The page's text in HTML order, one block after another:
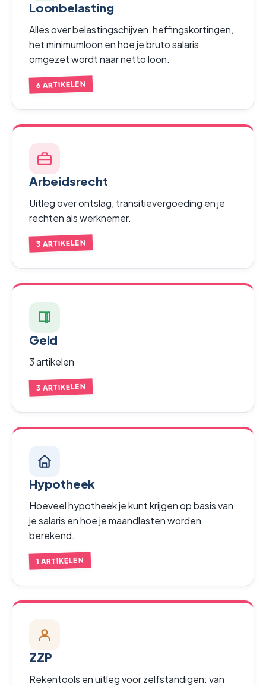
Loonbelasting
Alles over belastingschijven, heffingskortingen,
het minimumloon en hoe je bruto salaris
omgezet wordt naar netto loon.
6 ARTIKELEN
Arbeidsrecht
Uitleg over ontslag, transitievergoeding en je
rechten als werknemer.
3 ARTIKELEN
Geld
3 artikelen
3 ARTIKELEN
Hypotheek
Hoeveel hypotheek je kunt krijgen op basis van
je salaris en hoe je maandlasten worden
berekend.
1 ARTIKELEN
ZZP
Rekentools en uitleg voor zelfstandigen: van